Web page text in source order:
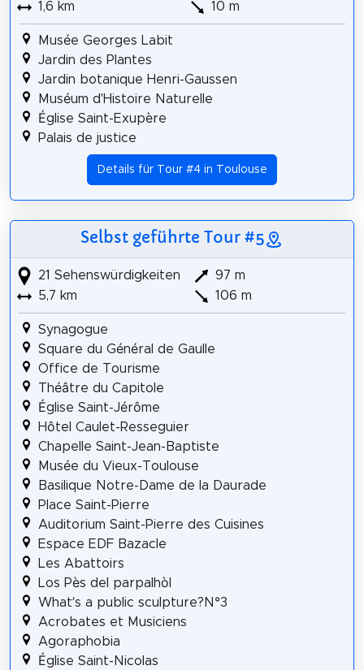
1,6 km
10 m
Musée Georges Labit
Jardin des Plantes
Jardin botanique Henri-Gaussen
Muséum d'Histoire Naturelle
Église Saint-Exupère
Palais de justice
Details für Tour #4 in Toulouse
Selbst geführte Tour #5
21 Sehenswürdigkeiten
5,7 km
97 m
106 m
Synagogue
Square du Général de Gaulle
Office de Tourisme
Théâtre du Capitole
Église Saint-Jérôme
Hôtel Caulet-Resseguier
Chapelle Saint-Jean-Baptiste
Musée du Vieux-Toulouse
Basilique Notre-Dame de la Daurade
Place Saint-Pierre
Auditorium Saint-Pierre des Cuisines
Espace EDF Bazacle
Les Abattoirs
Los Pès del parpalhòl
What’s a public sculpture?N°3
Acrobates et Musiciens
Agoraphobia
Église Saint-Nicolas